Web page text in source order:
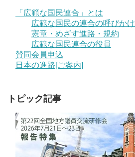
「広範な国民連合」とは
広範な国民の連合の呼びかけ
憲章・めざす進路・規約
広範な国民連合の役員
賛同会員申込
日本の進路[ご案内]
トピック記事